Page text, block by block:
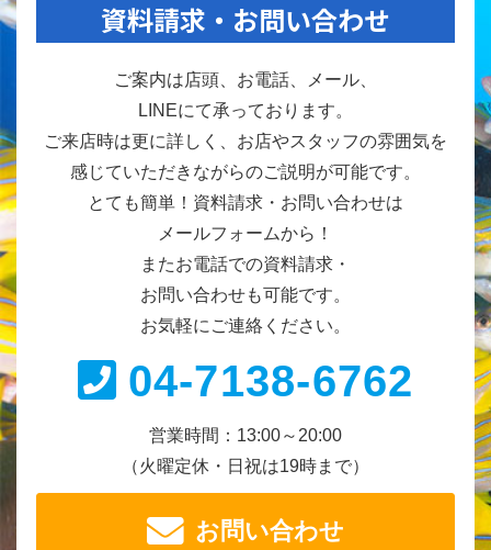
資料請求・お問い合わせ
ご案内は店頭、お電話、メール、
LINEにて承っております。
ご来店時は更に詳しく、お店やスタッフの雰囲気を
感じていただきながらのご説明が可能です。
とても簡単！資料請求・お問い合わせは
メールフォームから！
またお電話での資料請求・
お問い合わせも可能です。
お気軽にご連絡ください。
04-7138-6762
営業時間：13:00～20:00
（火曜定休・日祝は19時まで）
お問い合わせ